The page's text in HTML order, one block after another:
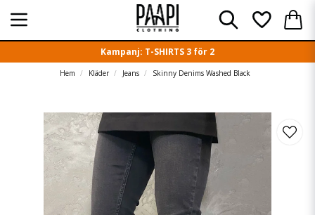
Kampanj: T-SHIRTS 3 för 2
Hem Kläder Jeans Skinny Denims Washed Black